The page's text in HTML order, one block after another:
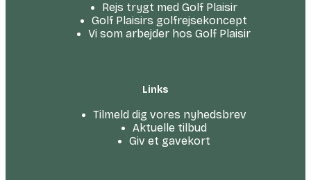
Rejs trygt med Golf Plaisir
Golf Plaisirs golfrejsekoncept
Vi som arbejder hos Golf Plaisir
Links
Tilmeld dig vores nyhedsbrev
Aktuelle tilbud
Giv et gavekort